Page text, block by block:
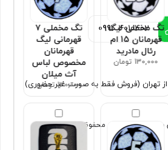
تگ مخملی لیگ
قهرمانان 15 ام
رئال مادرید
130,000 تومان
تگ مخملی ۷
قهرمانی لیگ
قهرمانان
مخصوص لباس
آث میلان
130,000 تومان
0991 4010402
تهران (فروش فقط به صورت غیر حضوری)
برای سون اسپورت محفوظ است